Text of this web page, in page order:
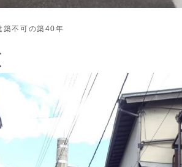
不可の築40年